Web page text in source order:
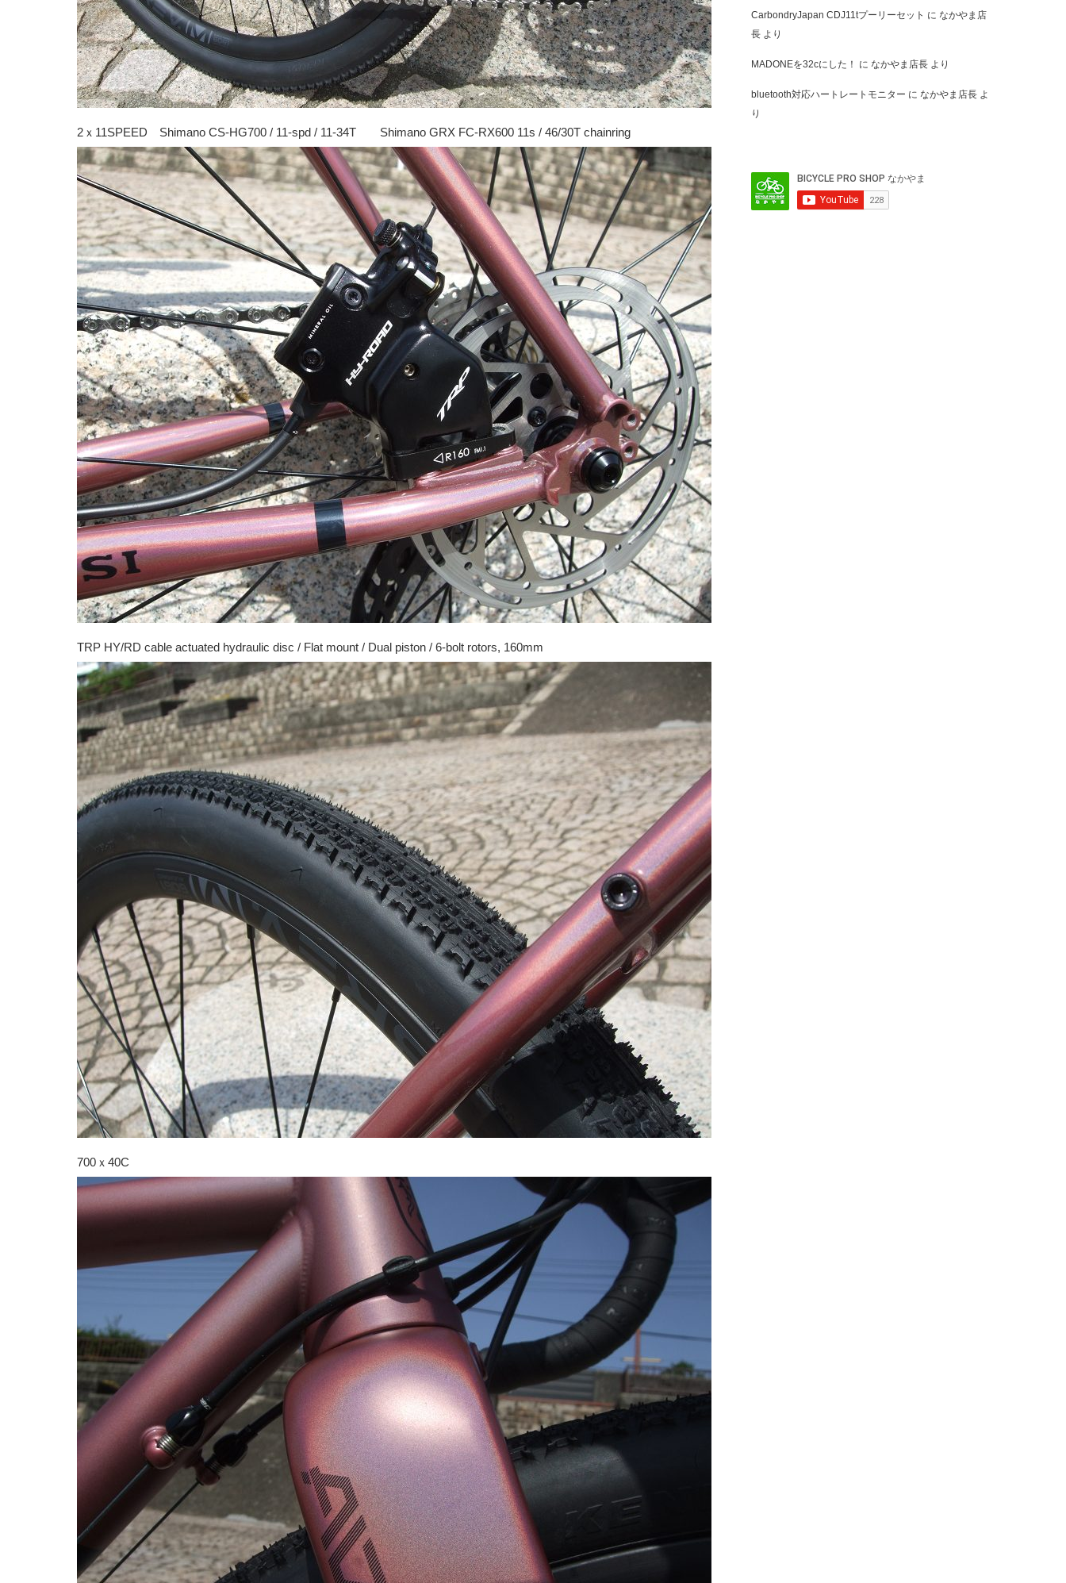
2ｘ11SPEED Shimano CS-HG700 / 11-spd / 11-34T Shimano GRX FC-RX600 11s / 46/30T chainring
TRP HY/RD cable actuated hydraulic disc / Flat mount / Dual piston / 6-bolt rotors, 160mm
700ｘ40C
CarbondryJapan CDJ11tプーリーセット に なかやま店
長 より
MADONEを32cにした！ に なかやま店長 より
bluetooth対応ハートレートモニター に なかやま店長 よ
り